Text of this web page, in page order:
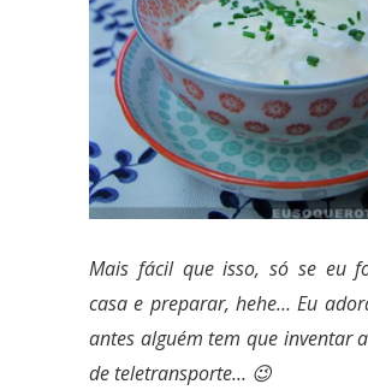
Mais fácil que isso, só se eu
casa e preparar, hehe… Eu
antes alguém tem que inventar
de teletransporte… 😉